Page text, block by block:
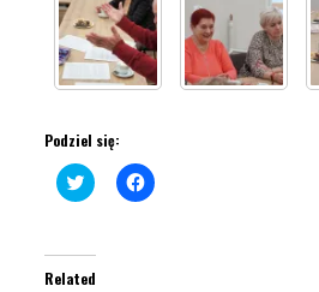
Podziel się:
Click
to
(Opens
in
Click
to
Related